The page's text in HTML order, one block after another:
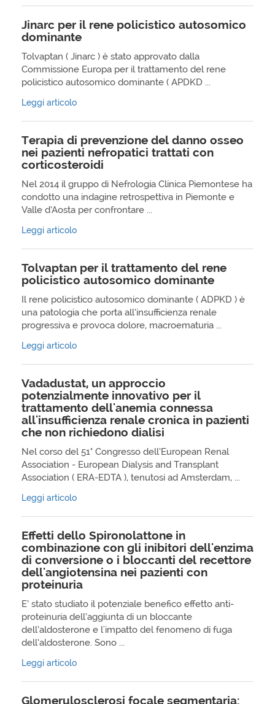
Jinarc per il rene policistico autosomico
dominante
Tolvaptan ( Jinarc ) è stato approvato dalla
Commissione Europa per il trattamento del rene
policistico autosomico dominante ( APDKD ...
Leggi articolo
Terapia di prevenzione del danno osseo
nei pazienti nefropatici trattati con
corticosteroidi
Nel 2014 il gruppo di Nefrologia Clinica Piemontese ha
condotto una indagine retrospettiva in Piemonte e
Valle d’Aosta per confrontare ...
Leggi articolo
Tolvaptan per il trattamento del rene
policistico autosomico dominante
Il rene policistico autosomico dominante ( ADPKD ) è
una patologia che porta all’insufficienza renale
progressiva e provoca dolore, macroematuria ...
Leggi articolo
Vadadustat, un approccio
potenzialmente innovativo per il
trattamento dell'anemia connessa
all'insufficienza renale cronica in pazienti
che non richiedono dialisi
Nel corso del 51° Congresso dell’European Renal
Association - European Dialysis and Transplant
Association ( ERA-EDTA ), tenutosi ad Amsterdam, ...
Leggi articolo
Effetti dello Spironolattone in
combinazione con gli inibitori dell'enzima
di conversione o i bloccanti del recettore
dell'angiotensina nei pazienti con
proteinuria
E’ stato studiato il potenziale benefico effetto anti-
proteinuria dell’aggiunta di un bloccante
dell’aldosterone e l'impatto del fenomeno di fuga
dell’aldosterone. Sono ...
Leggi articolo
Glomerulosclerosi focale segmentaria: